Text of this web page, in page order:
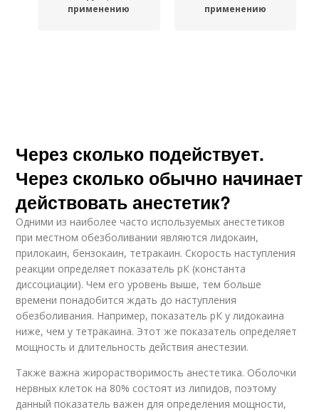
применению
применению
Через сколько подействует.
Через сколько обычно начинает
действовать анестетик?
Одними из наиболее часто используемых анестетиков
при местном обезболивании являются лидокаин,
прилокаин, бензокаин, тетракаин. Скорость наступления
реакции определяет показатель рК (константа
диссоциации). Чем его уровень выше, тем больше
времени понадобится ждать до наступления
обезболивания. Например, показатель рК у лидокаина
ниже, чем у тетракаина. Этот же показатель определяет
мощность и длительность действия анестезии.
Также важна жирорастворимость анестетика. Оболочки
нервных клеток на 80% состоят из липидов, поэтому
данный показатель важен для определения мощности,